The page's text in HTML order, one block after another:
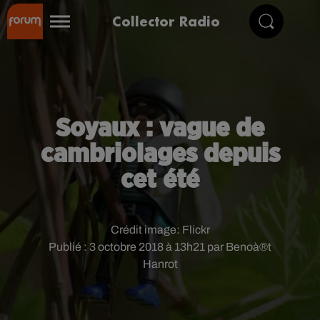
Collector Radio
Soyaux : vague de
cambriolages depuis
cet été
Publié : 3 octobre 2018 à 13h21 par Benoà®t
Hanrot
Crédit image: Flickr